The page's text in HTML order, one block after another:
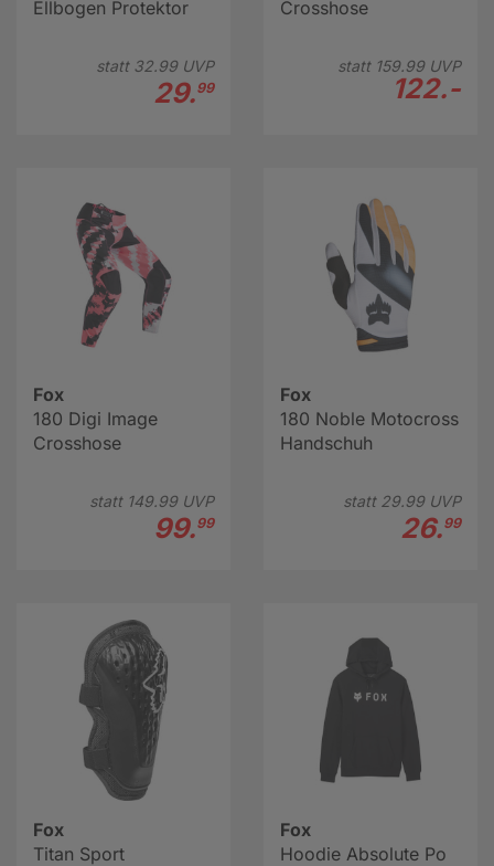
Ellbogen Protektor
statt 32.99UVP
29.99
Crosshose
statt 159.99UVP
122.-
Fox
180 Digi Image
Crosshose
statt 149.99UVP
99.99
Fox
180 Noble Motocross
Handschuh
statt 29.99UVP
26.99
Fox
Titan Sport
Fox
Hoodie Absolute Po